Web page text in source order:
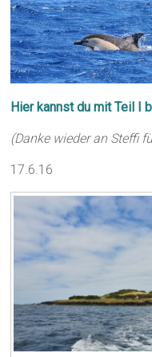
Hier kannst du mit Teil I
(Danke wieder an Steffi
17.6.16